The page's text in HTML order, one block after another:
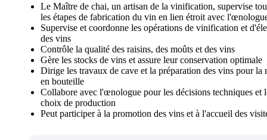
Le Maître de chai, un artisan de la vinification, supervise
les étapes de fabrication du vin en lien étroit avec
Supervise et coordonne les opérations de vinification et
des vins
Contrôle la qualité des raisins, des moûts et des vins
Gère les stocks de vins et assure leur conservation optimale
Dirige les travaux de cave et la préparation des vins pour la
en bouteille
Collabore avec l'œnologue pour les décisions techniques et
choix de production
Peut participer à la promotion des vins et à l'accueil des